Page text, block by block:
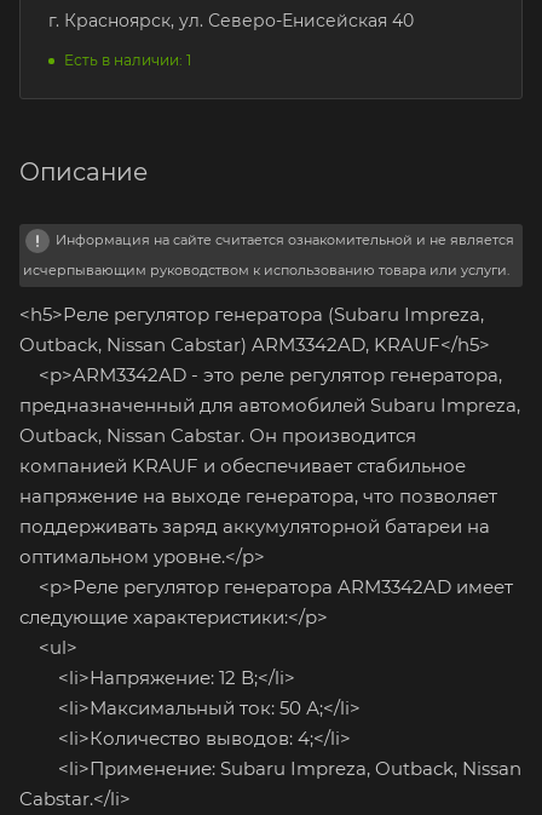
г. Красноярск, ул. Северо-Енисейская 40
Есть в наличии: 1
Описание
Информация на сайте считается ознакомительной и не является
исчерпывающим руководством к использованию товара или услуги.
<h5>Реле регулятор генератора (Subaru Impreza,
Outback, Nissan Cabstar) ARM3342AD, KRAUF</h5>
<p>ARM3342AD - это реле регулятор генератора,
предназначенный для автомобилей Subaru Impreza,
Outback, Nissan Cabstar. Он производится
компанией KRAUF и обеспечивает стабильное
напряжение на выходе генератора, что позволяет
поддерживать заряд аккумуляторной батареи на
оптимальном уровне.</p>
<p>Реле регулятор генератора ARM3342AD имеет
следующие характеристики:</p>
<ul>
<li>Напряжение: 12 В;</li>
<li>Максимальный ток: 50 А;</li>
<li>Количество выводов: 4;</li>
<li>Применение: Subaru Impreza, Outback, Nissan
Cabstar.</li>